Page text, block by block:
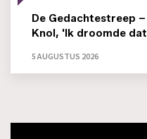
De Gedachtestreep
Knol, 'Ik droomde
5 AUGUSTUS 2026